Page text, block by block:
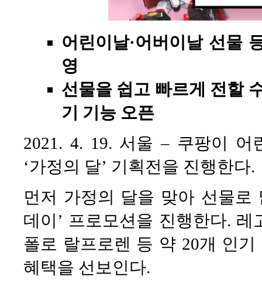
어린이날·어버이날 선물
영
선물을 쉽고 빠르게 전할
기 기능 오픈
2021. 4. 19. 서울 – 쿠팡이 어
‘가정의 달’ 기획전을 진행한다.
먼저 가정의 달을 맞아 선물로
데이’ 프로모션을 진행한다.
폴로 랄프로렌 등 약 20개 인
혜택을 선보인다.